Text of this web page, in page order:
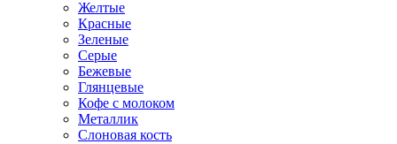
Желтые
Красные
Зеленые
Серые
Бежевые
Глянцевые
Кофе с молоком
Металлик
Слоновая кость